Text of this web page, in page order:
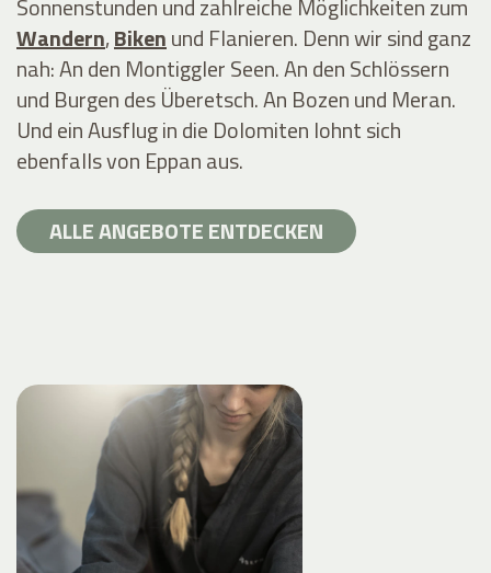
Sonnenstunden und zahlreiche Möglichkeiten zum
Wandern,Bikenund Flanieren. Denn wir sind ganz
nah: An den Montiggler Seen. An den Schlössern
und Burgen des Überetsch. An Bozen und Meran.
Und ein Ausflug in die Dolomiten lohnt sich
ebenfalls von Eppan aus.
ALLE ANGEBOTE ENTDECKEN